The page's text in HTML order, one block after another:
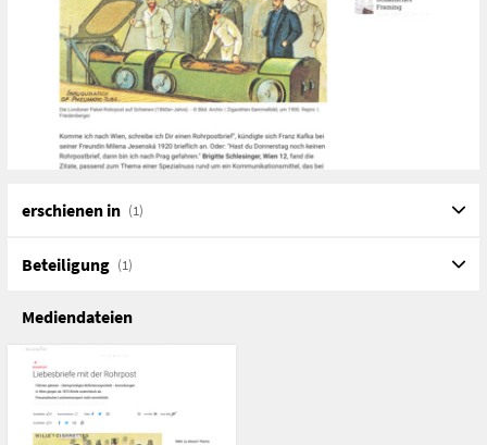
erschienen in (1)
Beteiligung (1)
Mediendateien